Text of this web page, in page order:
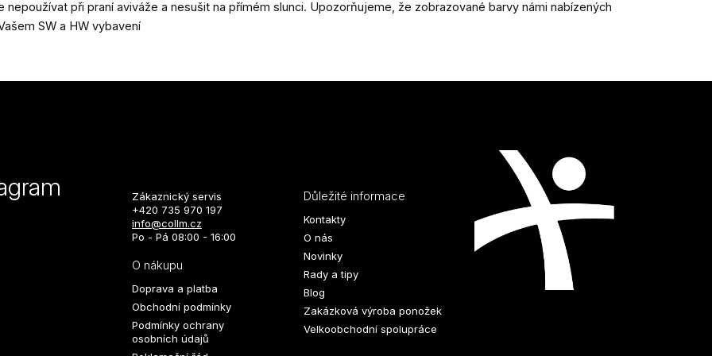
při praní aviváže a nesušit na přímém slunci. Upozorňujeme, že zobrazované barvy námi nabízených
SW a HW vybavení
Zákaznický servis
+420 735 970 197
info@collm.cz
Po - Pá 08:00 - 16:00
O nákupu
Doprava a platba
Obchodní podmínky
Podmínky ochrany
osobních údajů
Důležité informace
Kontakty
O nás
Novinky
Rady a tipy
Blog
Zakázková výroba ponožek
Velkoobchodní spolupráce